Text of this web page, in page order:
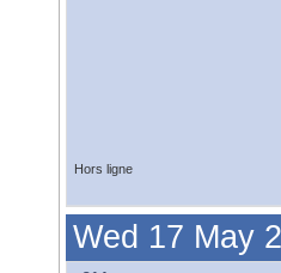
Hors ligne
Wed 17 May